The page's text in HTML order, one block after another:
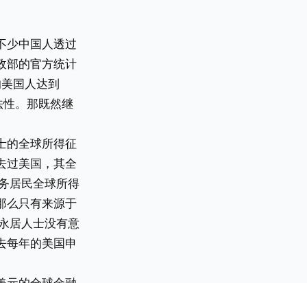
少中国人透过
部的官方统计
国人达到
。那既然继
的全球所得征
过美国，其全
居民全球所得
么只有来源于
居人士没有意
每年的美国申